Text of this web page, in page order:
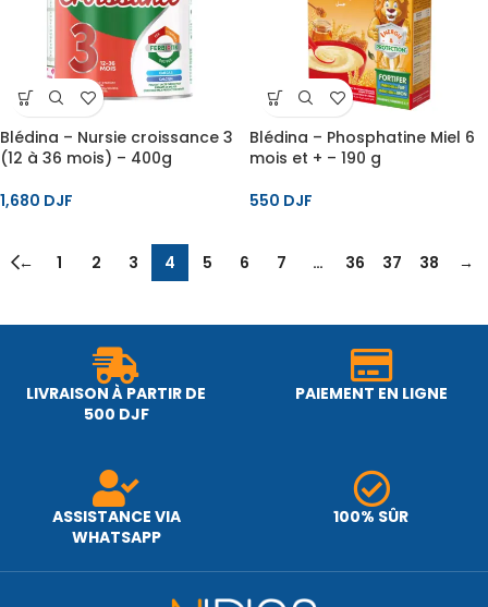
Blédina – Nursie croissance 3
(12 à 36 mois) – 400g
1,680 DJF
Blédina – Phosphatine Miel 6
mois et + – 190 g
550 DJF
← 1 2 3 4 5 6 7 … 36 37 38 →
LIVRAISON À PARTIR DE
500 DJF
PAIEMENT EN LIGNE
ASSISTANCE VIA
WHATSAPP
100% SÛR